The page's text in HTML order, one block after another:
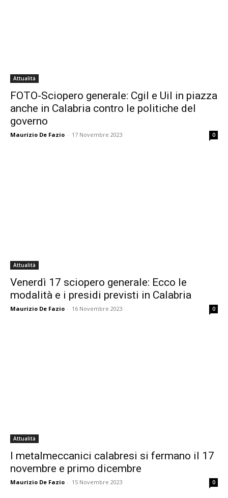
Attualità
FOTO-Sciopero generale: Cgil e Uil in piazza
anche in Calabria contro le politiche del
governo
Maurizio De Fazio - 17 Novembre 2023 0
Attualità
Venerdì 17 sciopero generale: Ecco le
modalità e i presidi previsti in Calabria
Maurizio De Fazio - 16 Novembre 2023 0
Attualità
I metalmeccanici calabresi si fermano il 17
novembre e primo dicembre
Maurizio De Fazio - 15 Novembre 2023 0